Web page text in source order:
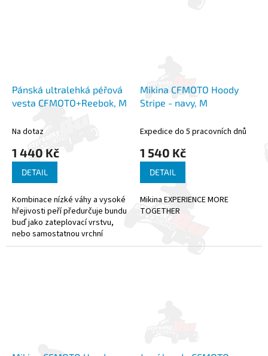
Pánská ultralehká péřová
vesta CFMOTO+Reebok, M
Na dotaz
1 440 Kč
DETAIL
Kombinace nízké váhy a vysoké
hřejivosti peří předurčuje bundu
buď jako zateplovací vrstvu,
nebo samostatnou vrchní
vrstvu. Díky integrovanému
Mikina CFMOTO Hoody
Stripe - navy, M
Expedice do 5 pracovních dnů
1 540 Kč
DETAIL
Mikina EXPERIENCE MORE
TOGETHER